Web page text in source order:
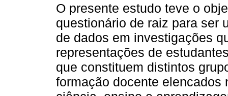
O presente estudo teve o
questionário de raiz para ser
de dados em investigações
representações de
que constituem distintos
formação docente